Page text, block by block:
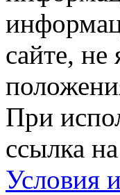
сайте,
При
ссылка
Условия